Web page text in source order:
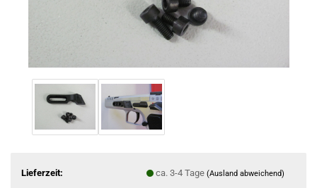
Lieferzeit: ca. 3-4 Tage (Ausland abweichend)